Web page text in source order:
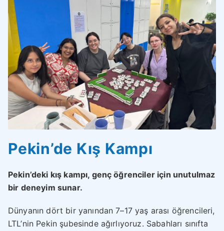
Pekin’de Kış Kampı
Pekin’deki kış kampı, genç öğrenciler için unutulmaz
bir deneyim sunar.
Dünyanın dört bir yanından 7–17 yaş arası öğrencileri,
LTL’nin Pekin şubesinde ağırlıyoruz. Sabahları sınıfta